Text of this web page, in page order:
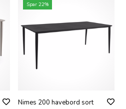
Spar 22%
Nimes 200 havebord sort